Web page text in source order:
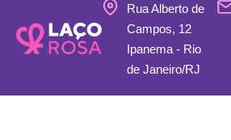
Rua Alberto de
Campos, 12
Ipanema - Rio
de Janeiro/RJ